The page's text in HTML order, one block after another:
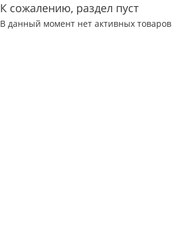
К сожалению, раздел пуст
В данный момент нет активных товаров